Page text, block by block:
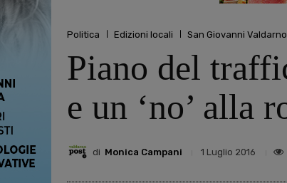
Politica Edizioni locali San Giovanni Valdarno
Piano del
e un ‘no’ alla
di Monica Campani 1 Luglio 2016